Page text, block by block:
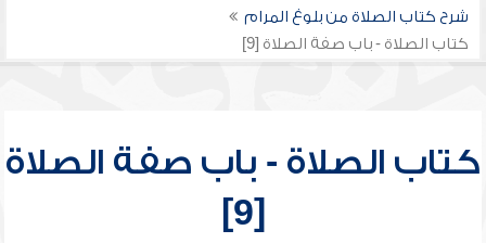
شرح كتاب الصلاة من بلوغ المرام
كتاب الصلاة - باب صفة الصلاة [9]
كتاب الصلاة - باب صفة الصلاة
[9]